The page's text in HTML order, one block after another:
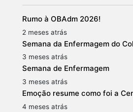
Rumo à OBAdm 2026!
2 meses atrás
Semana da Enfermagem do
3 meses atrás
Semana de Enfermagem
3 meses atrás
Emoção resume como foi a
4 meses atrás